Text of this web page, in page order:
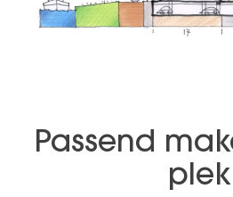
Passend
plek